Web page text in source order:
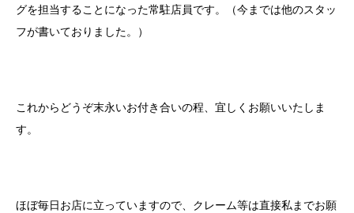
グを担当することになった常駐店員です。（今までは他のスタッ
フが書いておりました。）
これからどうぞ末永いお付き合いの程、宜しくお願いいたしま
す。
ほぼ毎日お店に立っていますので、クレーム等は直接私までお願